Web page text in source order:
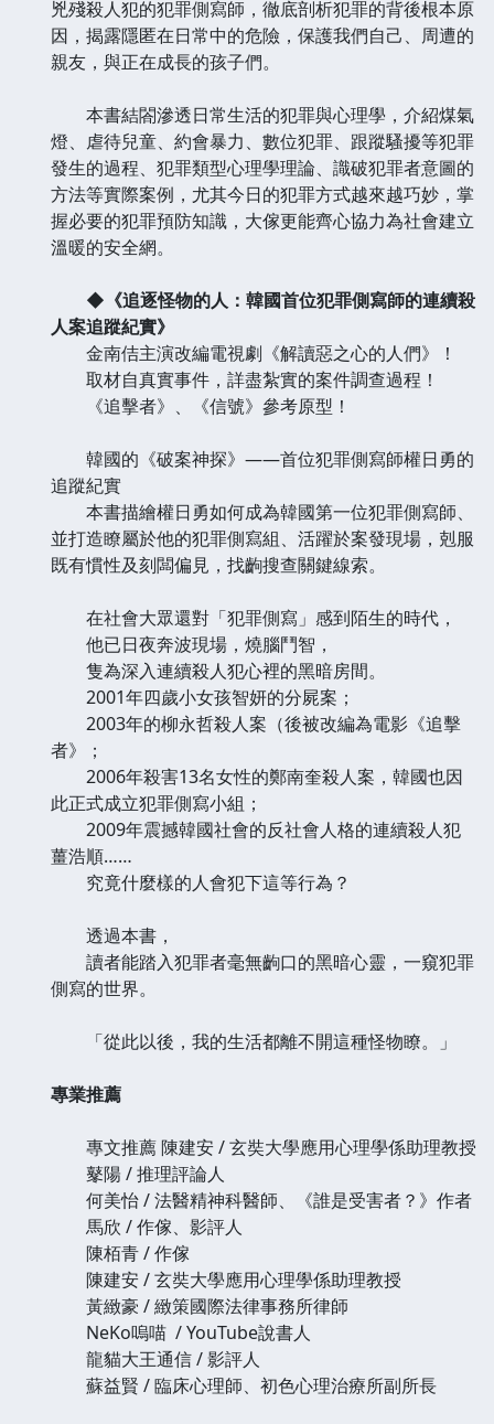
兇殘殺人犯的犯罪側寫師，徹底剖析犯罪的背後根本原
因，揭露隱匿在日常中的危險，保護我們自己、周遭的
親友，與正在成長的孩子們。
本書結閤滲透日常生活的犯罪與心理學，介紹煤氣
燈、虐待兒童、約會暴力、數位犯罪、跟蹤騷擾等犯罪
發生的過程、犯罪類型心理學理論、識破犯罪者意圖的
方法等實際案例，尤其今日的犯罪方式越來越巧妙，掌
握必要的犯罪預防知識，大傢更能齊心協力為社會建立
溫暖的安全網。
◆《追逐怪物的人：韓國首位犯罪側寫師的連續殺
人案追蹤紀實》
金南佶主演改編電視劇《解讀惡之心的人們》！
取材自真實事件，詳盡紮實的案件調查過程！
《追擊者》、《信號》參考原型！
韓國的《破案神探》——首位犯罪側寫師權日勇的
追蹤紀實
本書描繪權日勇如何成為韓國第一位犯罪側寫師、
並打造瞭屬於他的犯罪側寫組、活躍於案發現場，剋服
既有慣性及刻闆偏見，找齣搜查關鍵線索。
在社會大眾還對「犯罪側寫」感到陌生的時代，
他已日夜奔波現場，燒腦鬥智，
隻為深入連續殺人犯心裡的黑暗房間。
2001年四歲小女孩智妍的分屍案；
2003年的柳永哲殺人案（後被改編為電影《追擊
者》；
2006年殺害13名女性的鄭南奎殺人案，韓國也因
此正式成立犯罪側寫小組；
2009年震撼韓國社會的反社會人格的連續殺人犯
薑浩順……
究竟什麼樣的人會犯下這等行為？
透過本書，
讀者能踏入犯罪者毫無齣口的黑暗心靈，一窺犯罪
側寫的世界。
「從此以後，我的生活都離不開這種怪物瞭。」
專業推薦
專文推薦 陳建安 / 玄奘大學應用心理學係助理教授
鼕陽 / 推理評論人
何美怡 / 法醫精神科醫師、《誰是受害者？》作者
馬欣 / 作傢、影評人
陳栢青 / 作傢
陳建安 / 玄奘大學應用心理學係助理教授
黃緻豪 / 緻策國際法律事務所律師
NeKo嗚喵 / YouTube說書人
龍貓大王通信 / 影評人
蘇益賢 / 臨床心理師、初色心理治療所副所長